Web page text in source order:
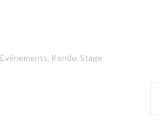
Événements, Kendo, Stage